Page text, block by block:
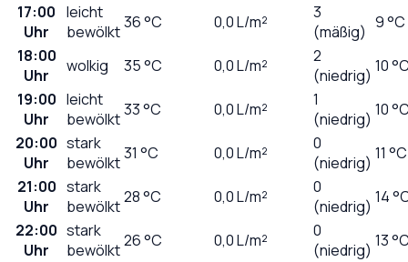
17:00
Uhr
leicht
bewölkt36°C 0,0L/m²
3
(mäßig) 9 °C
18:00
Uhr
wolkig 35°C 0,0L/m²
2
(niedrig) 10
19:00
Uhr
leicht
bewölkt33°C 0,0L/m²
1
(niedrig) 10
20:00
Uhr
stark
bewölkt31 °C 0,0L/m²
0
(niedrig) 11 °C
21:00
Uhr
stark
bewölkt28°C 0,0L/m²
0
(niedrig) 14
22:00
Uhr
stark
bewölkt26°C 0,0L/m²
0
(niedrig) 13